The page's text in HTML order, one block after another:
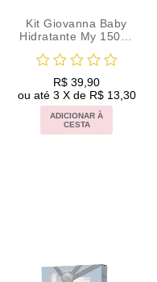
Kit Giovanna Baby
Hidratante My 150ml
R$ 39,90
ou até 3 X de R$ 13,30
ADICIONAR À
CESTA